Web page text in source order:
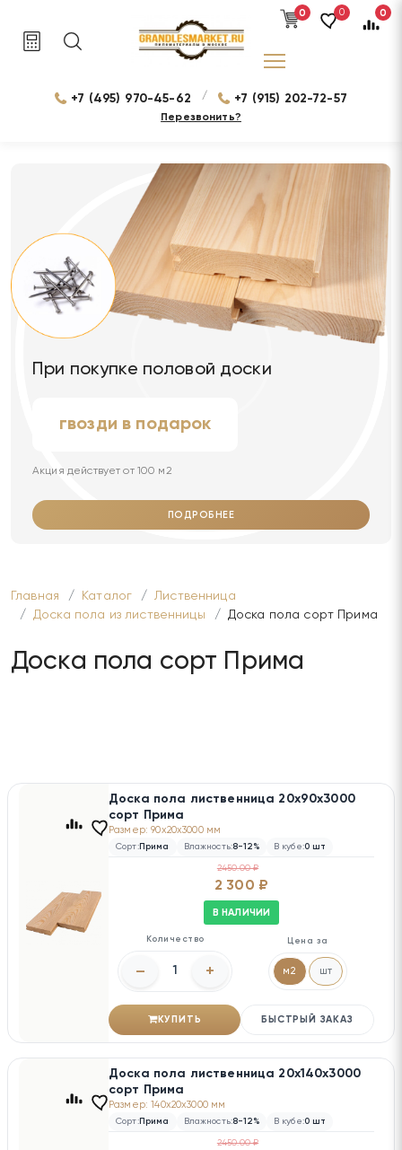
0 0 0
+7 (495) 970-45-62 / +7 (915) 202-72-57
Перезвонить?
При покупке половой доски
гвозди в подарок
Акция действует от 100 м2
ПОДРОБНЕЕ
Главная Каталог
Лиственница
Доска пола из лиственницы
Доска пола сорт Прима
Доска пола сорт Прима
Доска пола лиственница 20х90х3000
сорт Прима
Размер: 90x20x3000 мм
Сорт:Прима Влажность:8-12% В кубе:0 шт
2450.00 ₽
2 300 ₽
В НАЛИЧИИ
Количество
– +
Цена за
м2 шт
КУПИТЬ БЫСТРЫЙ ЗАКАЗ
Доска пола лиственница 20х140х3000
сорт Прима
Размер: 140x20x3000 мм
Сорт:Прима Влажность:8-12% В кубе:0 шт
2450.00 ₽